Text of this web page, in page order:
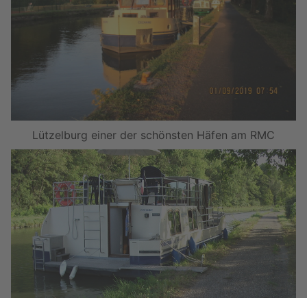
Lützelburg einer der schönsten Häfen am RMC